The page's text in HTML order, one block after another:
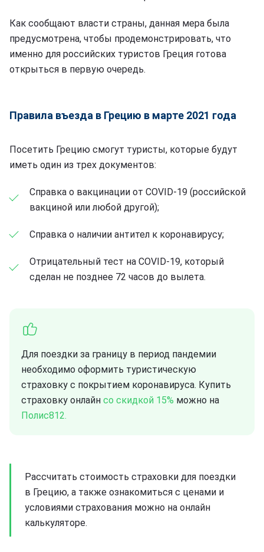
Как сообщают власти страны, данная мера была
предусмотрена, чтобы продемонстрировать, что
именно для российских туристов Греция готова
открыться в первую очередь.
Правила въезда в Грецию в марте 2021 года
Посетить Грецию смогут туристы, которые будут
иметь один из трех документов:
Справка о вакцинации от COVID-19 (российской
вакциной или любой другой);
Справка о наличии антител к коронавирусу;
Отрицательный тест на COVID-19, который
сделан не позднее 72 часов до вылета.
Для поездки за границу в период пандемии
необходимо оформить туристическую
страховку с покрытием коронавируса. Купить
страховку онлайн со скидкой 15% можно на
Полис812.
Рассчитать стоимость страховки для поездки
в Грецию, а также ознакомиться с ценами и
условиями страхования можно на онлайн
калькуляторе.